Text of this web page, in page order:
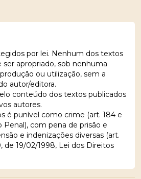
por lei. Nenhum dos textos
ser apropriado, sob nenhuma
ou utilização, sem a
autor/editora.
conteúdo dos textos publicados
autores.
é punível como crime (art. 184 e
Penal), com pena de prisão e
e indenizações diversas (art.
de 19/02/1998, Lei dos Direitos